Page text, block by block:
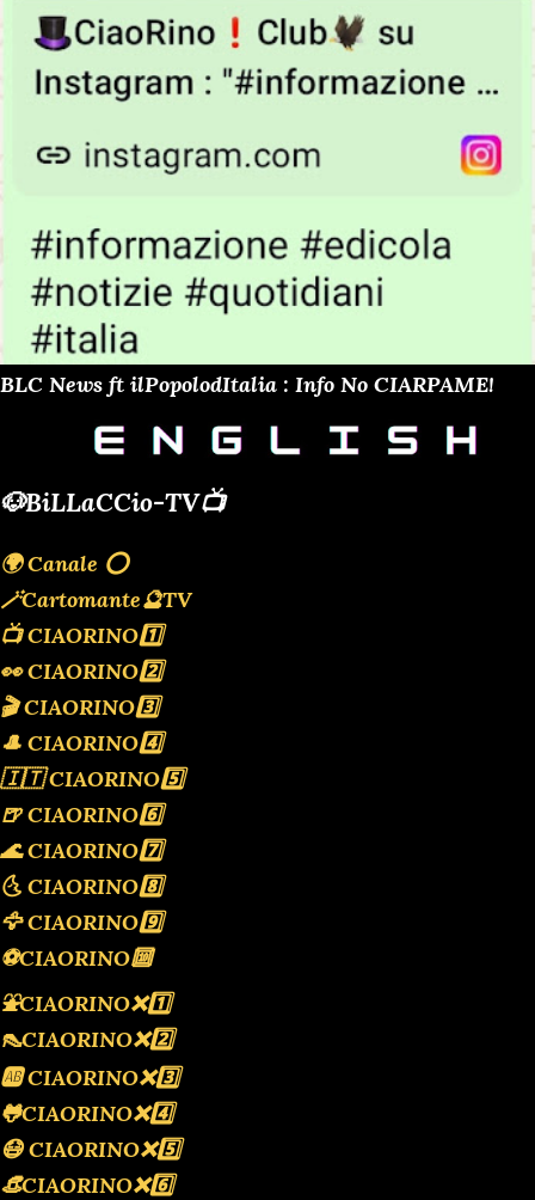
BLC News ft ilPopolodItalia : Info No CIARPAME!
🐶BiLLaCCio-TV📺
🌍 Canale ⭕️
🪄Cartomante🔮TV
📺 CIAORINO1️⃣
👀 CIAORINO2️⃣
🎬 CIAORINO3️⃣
🎩 CIAORINO4️⃣
🇮🇹 CIAORINO5️⃣
🍺 CIAORINO6️⃣
🌊 CIAORINO7️⃣
🌜 CIAORINO8️⃣
🦅 CIAORINO9️⃣
⚽️CIAORINO🔟
⛲️CIAORINO❌️1️⃣
👠CIAORINO❌️2️⃣
🆎 CIAORINO❌️3️⃣
🐸CIAORINO❌️4️⃣
😷 CIAORINO❌️5️⃣
👒CIAORINO❌️6️⃣